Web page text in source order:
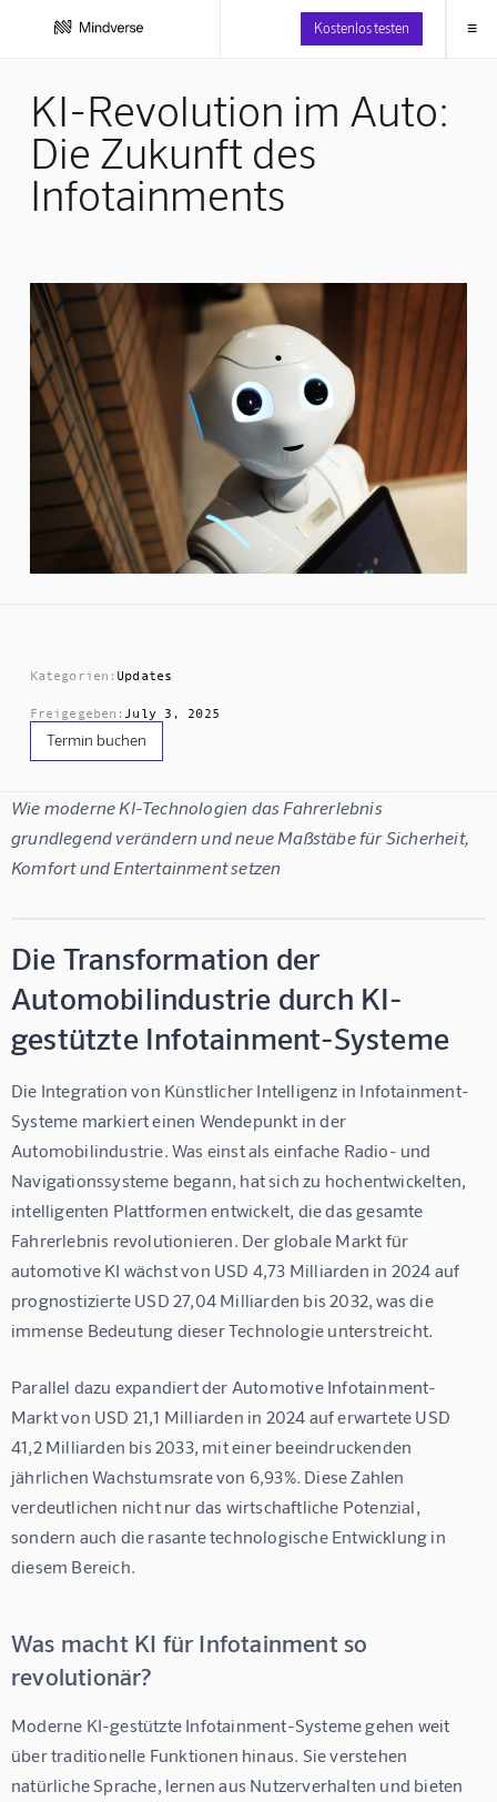
Kostenlos testen ≡
KI-Revolution im Auto:
Die Zukunft des
Infotainments
Kategorien: Updates
Freigegeben: July 3, 2025
Termin buchen
Wie moderne KI-Technologien das Fahrerlebnis
grundlegend verändern und neue Maßstäbe für Sicherheit,
Komfort und Entertainment setzen
Die Transformation der
Automobilindustrie durch KI-
gestützte Infotainment-Systeme
Die Integration von Künstlicher Intelligenz in Infotainment-
Systeme markiert einen Wendepunkt in der
Automobilindustrie. Was einst als einfache Radio- und
Navigationssysteme begann, hat sich zu hochentwickelten,
intelligenten Plattformen entwickelt, die das gesamte
Fahrerlebnis revolutionieren. Der globale Markt für
automotive KI wächst von USD 4,73 Milliarden in 2024 auf
prognostizierte USD 27,04 Milliarden bis 2032, was die
immense Bedeutung dieser Technologie unterstreicht.
Parallel dazu expandiert der Automotive Infotainment-
Markt von USD 21,1 Milliarden in 2024 auf erwartete USD
41,2 Milliarden bis 2033, mit einer beeindruckenden
jährlichen Wachstumsrate von 6,93%. Diese Zahlen
verdeutlichen nicht nur das wirtschaftliche Potenzial,
sondern auch die rasante technologische Entwicklung in
diesem Bereich.
Was macht KI für Infotainment so
revolutionär?
Moderne KI-gestützte Infotainment-Systeme gehen weit
über traditionelle Funktionen hinaus. Sie verstehen
natürliche Sprache, lernen aus Nutzerverhalten und bieten